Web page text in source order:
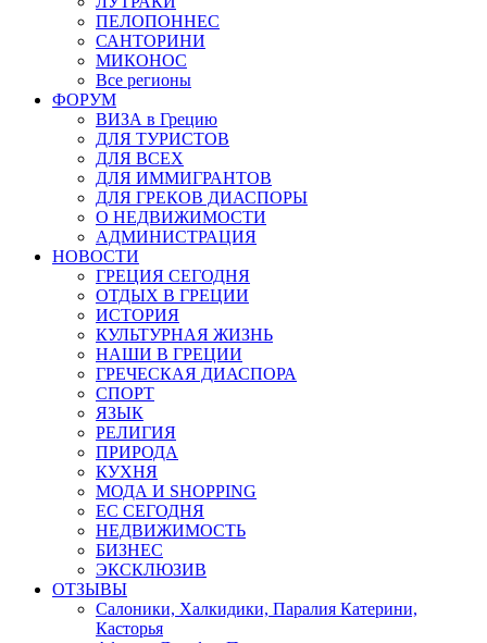
ПЕЛОПОННЕС
САНТОРИНИ
МИКОНОС
Все регионы
ФОРУМ
ВИЗА в Грецию
ДЛЯ ТУРИСТОВ
ДЛЯ ВСЕХ
ДЛЯ ИММИГРАНТОВ
ДЛЯ ГРЕКОВ ДИАСПОРЫ
О НЕДВИЖИМОСТИ
АДМИНИСТРАЦИЯ
НОВОСТИ
ГРЕЦИЯ СЕГОДНЯ
ОТДЫХ В ГРЕЦИИ
ИСТОРИЯ
КУЛЬТУРНАЯ ЖИЗНЬ
НАШИ В ГРЕЦИИ
ГРЕЧЕСКАЯ ДИАСПОРА
СПОРТ
ЯЗЫК
РЕЛИГИЯ
ПРИРОДА
КУХНЯ
МОДА И SHOPPING
ЕС СЕГОДНЯ
НЕДВИЖИМОСТЬ
БИЗНЕС
ЭКСКЛЮЗИВ
ОТЗЫВЫ
Салоники, Халкидики, Паралия Катерини,
Касторья